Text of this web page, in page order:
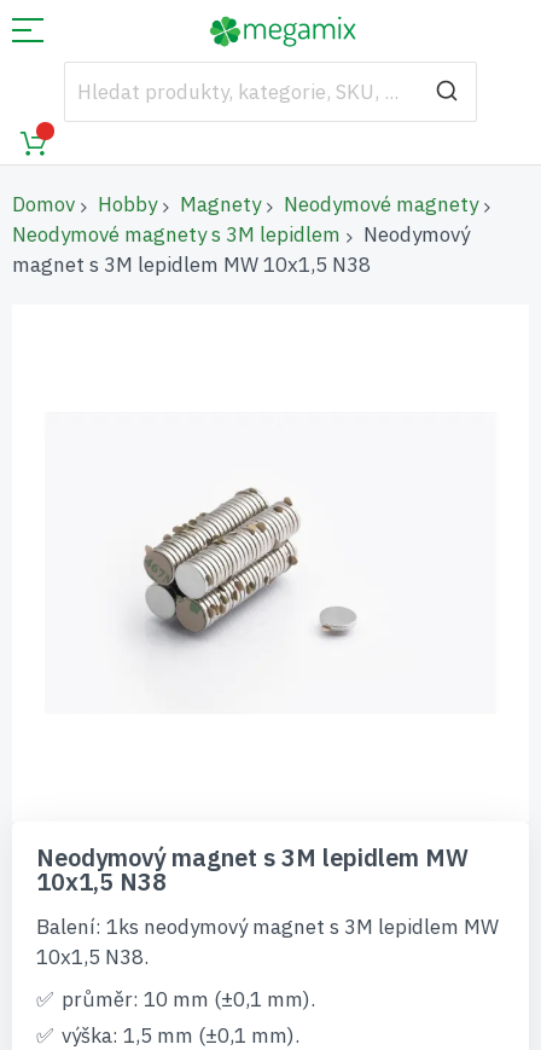
Domov Hobby Magnety
Neodymové magnety
Neodymové magnety s 3M lepidlem
Neodymový
magnet s 3M lepidlem MW 10x1,5 N38
začátek
galerie
obrázky
Neodymový magnet s 3M lepidlem MW
10x1,5 N38
Balení: 1ks neodymový magnet s 3M lepidlem MW
10x1,5 N38.
průměr: 10 mm (±0,1 mm).
výška: 1,5 mm (±0,1 mm).